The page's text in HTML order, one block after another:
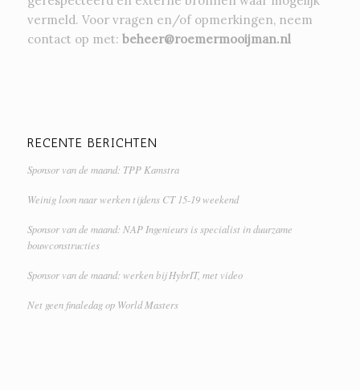
vermeld. Voor vragen en/of opmerkingen, neem
contact op met: beheer@roemermooijman.nl
RECENTE BERICHTEN
Sponsor van de maand: TPP Kamstra
Weinig loon naar werken tijdens CT 15-19 weekend
Sponsor van de maand: NAP Ingenieurs is specialist in duurzame
bouwconstructies
Sponsor van de maand: werken bij HybrIT, met video
Net geen finaledag op World Masters